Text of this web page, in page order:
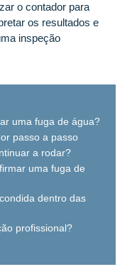
o contador para
os resultados e
inspeção
uma fuga de água?
passo a passo
a rodar?
uma fuga de
dentro das
profissional?